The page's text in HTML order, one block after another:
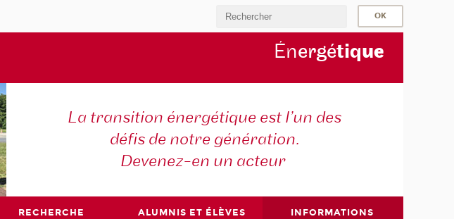
Énergétique
La transition énergétique est l’un des
défis de notre génération.
Devenez-en un acteur
RECHERCHE ALUMNIS ET ÉLÈVES
INFORMATIONS